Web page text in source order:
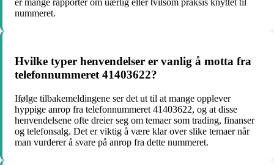
er mange rapporter om uærlig eller tvilsom praksis knyttet til
nummeret.
Hvilke typer henvendelser er vanlig å motta fra
telefonnummeret 41403622?
Ifølge tilbakemeldingene ser det ut til at mange opplever
hyppige anrop fra telefonnummeret 41403622, og at disse
henvendelsene ofte dreier seg om temaer som trading, finanser
og telefonsalg. Det er viktig å være klar over slike temaer når
man vurderer å svare på anrop fra dette nummeret.